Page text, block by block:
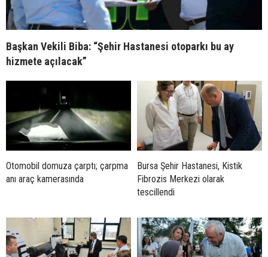
Başkan Vekili Biba: “Şehir Hastanesi otoparkı bu ay
hizmete açılacak”
Otomobil domuza çarptı; çarpma
anı araç kamerasında
Bursa Şehir Hastanesi, Kistik
Fibrozis Merkezi olarak
tescillendi